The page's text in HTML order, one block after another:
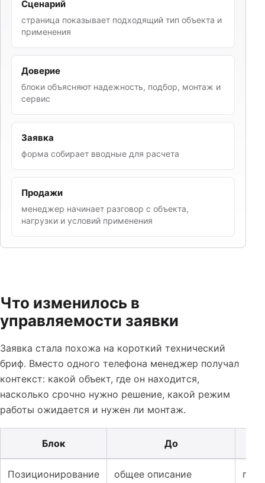
Сценарий
страница показывает подходящий тип объекта и
применения
Доверие
блоки объясняют надежность, подбор, монтаж и
сервис
Заявка
форма собирает вводные для расчета
Продажи
менеджер начинает разговор с объекта,
нагрузки и условий применения
Что изменилось в
управляемости заявки
Заявка стала похожа на короткий технический
бриф. Вместо одного телефона менеджер получал
контекст: какой объект, где он находится,
насколько срочно нужно решение, какой режим
работы ожидается и нужен ли монтаж.
Блок До
Позиционирование
общее описание